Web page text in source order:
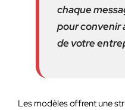
chaque
pour convenir
de votre
Les modèles offrent une